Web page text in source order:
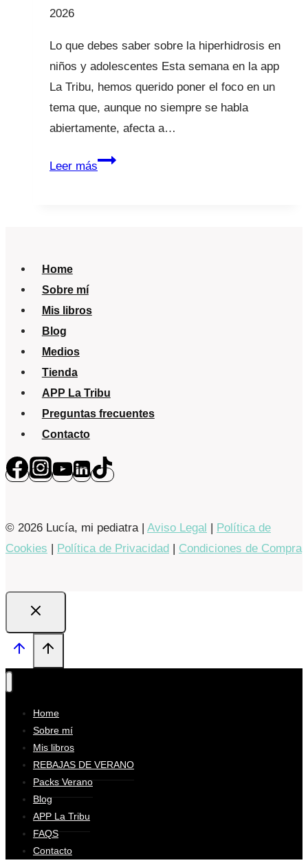
2026
Lo que debes saber sobre la hiperhidrosis en
niños y adolescentes Esta semana en la app
La Tribu, hemos querido poner el foco en un
tema que, aunque no siempre se habla
abiertamente, afecta a…
Leer más¿Tu
Home
Sobre mí
Mis libros
Blog
Medios
Tienda
APP La Tribu
Preguntas frecuentes
Contacto
© 2026 Lucía, mi pediatra | Aviso Legal | Política de
Cookies | Política de Privacidad | Condiciones de Compra
Home
Sobre mí
Mis libros
REBAJAS DE VERANO
Packs Verano
Blog
APP La Tribu
FAQS
Contacto